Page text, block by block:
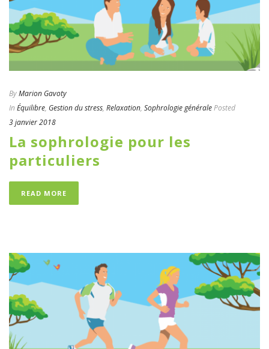
ByMarion Gavoty
In Équilibre, Gestion du stress, Relaxation, Sophrologie généralePosted
3 janvier 2018
La sophrologie pour les
particuliers
READ MORE